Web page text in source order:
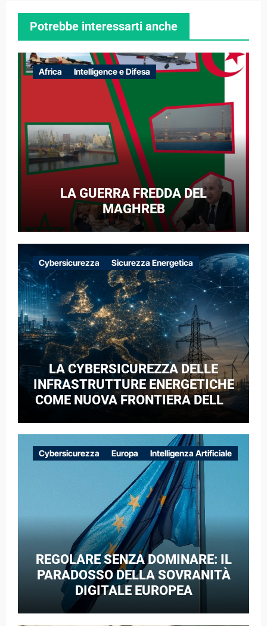
Potrebbe interessarti anche
Africa Intelligence e Difesa
LA GUERRA FREDDA DEL
MAGHREB
Cybersicurezza Sicurezza Energetica
LA CYBERSICUREZZA DELLE
INFRASTRUTTURE ENERGETICHE
COME NUOVA FRONTIERA DELLA
CASO DELLE RETI ELETTRICHE
EUROPEE NEL CONTESTO DELLA
GUERRA IBRIDA
Cybersicurezza Europa Intelligenza Artificiale
REGOLARE SENZA DOMINARE: IL
PARADOSSO DELLA SOVRANITÀ
DIGITALE EUROPEA